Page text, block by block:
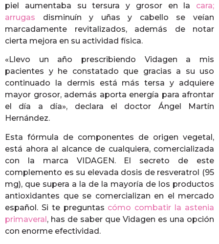
piel aumentaba su tersura y grosor en la cara;
arrugas disminuín y uñas y cabello se veían
marcadamente revitalizados, además de notar
cierta mejora en su actividad física.
«Llevo un año prescribiendo Vidagen a mis
pacientes y he constatado que gracias a su uso
continuado la dermis está más tersa y adquiere
mayor grosor, además aporta energía para afrontar
el día a día», declara el doctor Ángel Martín
Hernández.
Esta fórmula de componentes de origen vegetal,
está ahora al alcance de cualquiera, comercializada
con la marca VIDAGEN. El secreto de este
complemento es su elevada dosis de resveratrol (95
mg), que supera a la de la mayoría de los productos
antioxidantes que se comercializan en el mercado
español. Si te preguntas cómo combatir la astenia
primaveral, has de saber que Vidagen es una opción
con enorme efectividad.